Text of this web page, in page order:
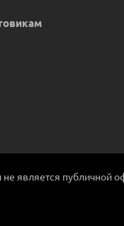
не является публичной